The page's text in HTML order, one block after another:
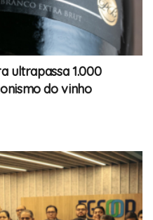
ultrapassa 1.000
do vinho